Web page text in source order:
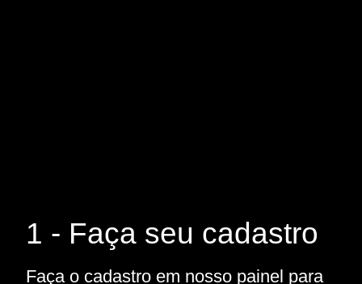
1 - Faça seu cadastro
Faça o cadastro em nosso painel para